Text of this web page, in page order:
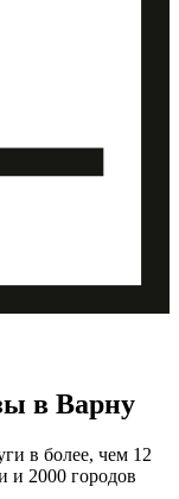
в Варну
в более, чем 12
и 2000 городов